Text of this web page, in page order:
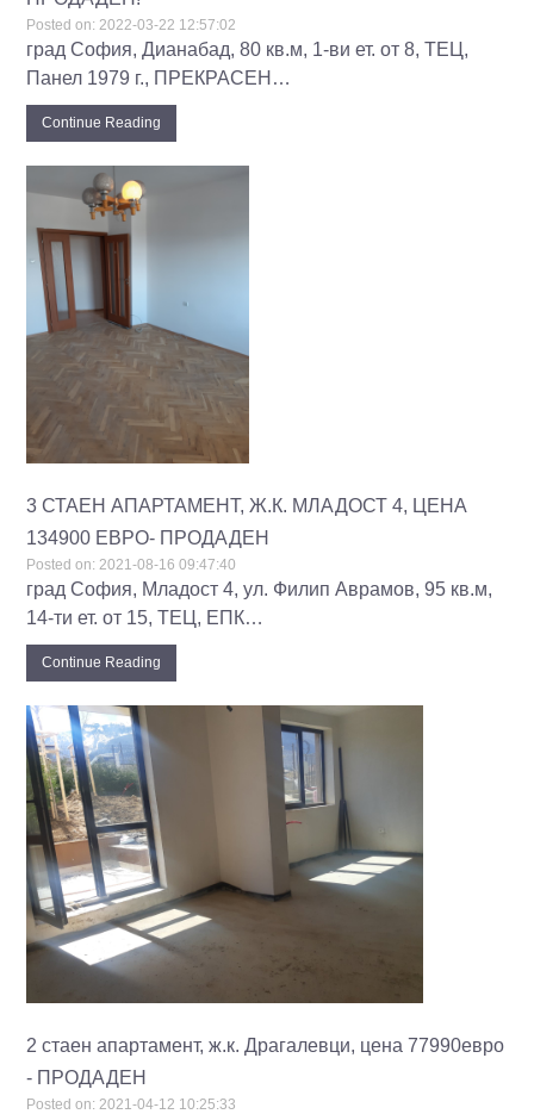
Posted on: 2022-03-22 12:57:02
град София, Дианабад, 80 кв.м, 1-ви ет. от 8, ТЕЦ,
Панел 1979 г., ПРЕКРАСЕН…
Continue Reading
3 СТАЕН АПАРТАМЕНТ, Ж.К. МЛАДОСТ 4, ЦЕНА
134900 ЕВРО- ПРОДАДЕН
Posted on: 2021-08-16 09:47:40
град София, Младост 4, ул. Филип Аврамов, 95 кв.м,
14-ти ет. от 15, ТЕЦ, ЕПК…
Continue Reading
2 стаен апартамент, ж.к. Драгалевци, цена 77990евро
- ПРОДАДЕН
Posted on: 2021-04-12 10:25:33